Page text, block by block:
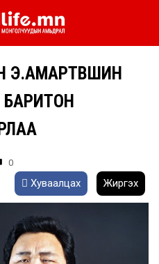
Э.АМАРТҮВШИН
0
Хуваалцах Жиргэх